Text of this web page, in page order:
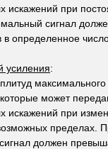
искажений при
сигнал
в определенное
усиления:
может
искажений при
пределах.
должен